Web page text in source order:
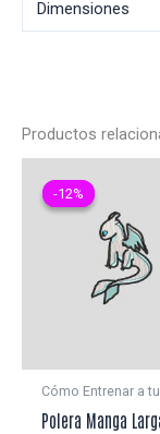
Dimensiones
Productos
-12%
-12%
Cómo Entrenar a
Polera Manga